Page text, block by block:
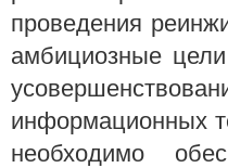
проведения
амбициозные
информационных
необходимо